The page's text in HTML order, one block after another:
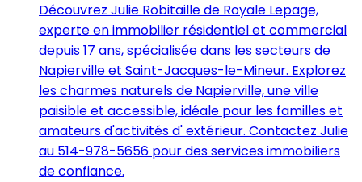
Découvrez Julie Robitaille de Royale Lepage,
experte en immobilier résidentiel et commercial
depuis 17 ans, spécialisée dans les secteurs de
Napierville et Saint-Jacques-le-Mineur. Explorez
les charmes naturels de Napierville, une ville
paisible et accessible, idéale pour les familles et
amateurs d'activités d' extérieur. Contactez Julie
au 514-978-5656 pour des services immobiliers
de confiance.